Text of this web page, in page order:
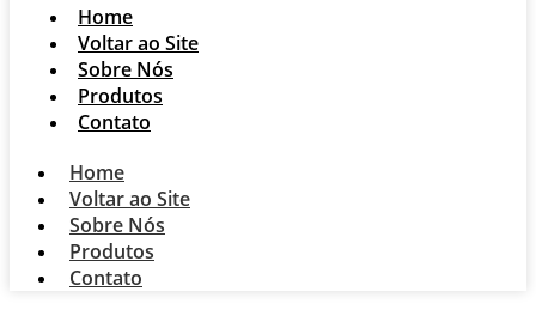
Home
Voltar ao Site
Sobre Nós
Produtos
Contato
Home
Voltar ao Site
Sobre Nós
Produtos
Contato